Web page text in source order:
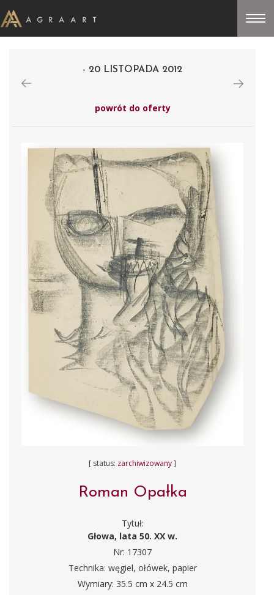
- 20 LISTOPADA 2012
powrót do oferty
[ status: zarchiwizowany]
Roman Opałka
Tytuł:
Głowa, lata 50. XX w.
Nr: 17307
Technika: węgiel, ołówek, papier
Wymiary: 35.5 cm x 24.5 cm